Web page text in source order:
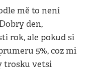
mě to není
den,
rok, ale pokud si
5%, coz mi
trosku vetsi